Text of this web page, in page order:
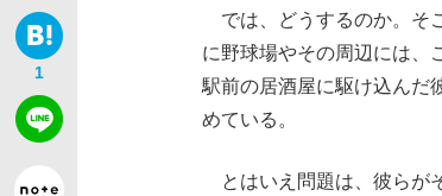
1
では、どうするのか。そ
に野球場やその周辺には、
駅前の居酒屋に駆け込んだ
めている。
とはいえ問題は、彼らが